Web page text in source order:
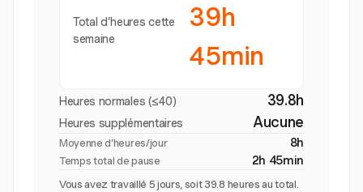
Total d’heures cette
semaine
39h
45min
Heures normales (≤40) 39.8h
Heures supplémentaires Aucune
Moyenne d’heures/jour 8h
Temps total de pause 2h 45min
Vous avez travaillé 5 jours, soit 39.8 heures au total.